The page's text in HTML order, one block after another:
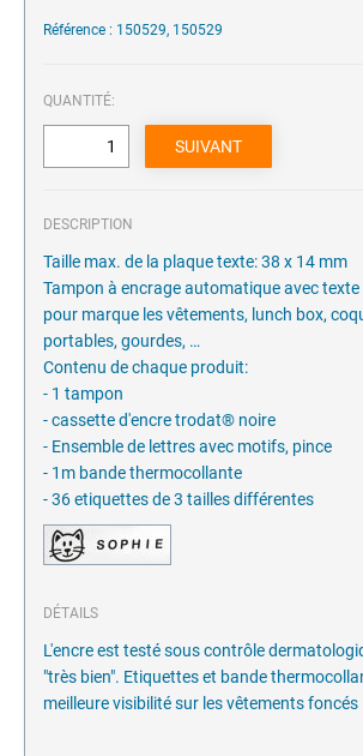
Référence : 150529, 150529
QUANTITÉ:
DESCRIPTION
Taille max. de la plaque texte: 38 x 14 mm
Tampon à encrage automatique avec texte
pour marque les vêtements, lunch box,
portables, gourdes, …
Contenu de chaque produit:
- 1 tampon
- cassette d'encre trodat® noire
- Ensemble de lettres avec motifs, pince
- 1m bande thermocollante
- 36 etiquettes de 3 tailles différentes
DÉTAILS
L'encre est testé sous contrôle
"très bien". Etiquettes et bande
meilleure visibilité sur les vêtements foncés